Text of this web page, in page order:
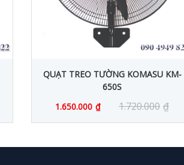
QUẠT TREO TƯỜNG KOMASU KM-
650S
1.650.000 ₫ 1.720.000 ₫